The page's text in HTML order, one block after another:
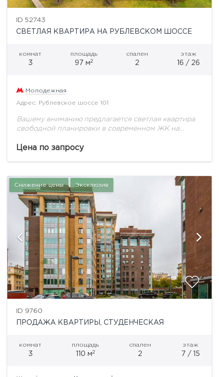
ID 52743
СВЕТЛАЯ КВАРТИРА НА РУБЛЕВСКОМ ШОССЕ
комнат
3
площадь
97 м2
спален
2
этаж
16 / 26
Молодежная
Адрес: Рублевское шоссе 101
Вашему вниманию предлагается светлая квартира
свободной планировки в современном ЖК на
трехсторонняя планировка позволяют воплотить
Цена по запросу
Снижение цены Эксклюзив
ID 9760
ПРОДАЖА КВАРТИРЫ, СТУДЕНЧЕСКАЯ
комнат
3
площадь
110 м2
спален
2
этаж
7 / 15